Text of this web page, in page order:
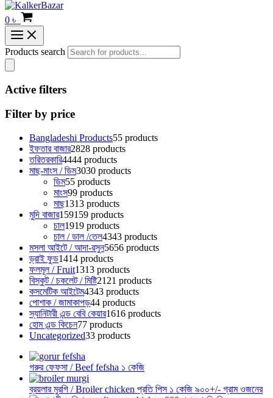
0 ৳
Products search
Active filters
Filter by price
Bangladeshi Products55 products
ইফতার বাজার2828 products
তরিতরকারি4444 products
মাছ-মাংস / ডিম3030 products
ডিম55 products
মাংস99 products
মাছ1313 products
মুদি বাজার159159 products
চাল1919 products
চাল / ডাল /তেল4343 products
মসলা আইটে / আদা-রসুন5656 products
ড্রাই ফুড1414 products
ফলমূল / Fruit1313 products
বিস্কুট / চকলেট / মিষ্টি21 21 products
কসমেটিক আইটেম4343 products
পোশাক / জামাকাপড়44 products
স্যানিটারী এন্ড বেবি কেয়ার1616 products
হোম এন্ড কিচেন77 products
Uncategorized33 products
গরুর ফেফসা / Beef fefsha ১ কেজি
ব্রয়লার মুরগি / Broiler chicken প্রতি পিস ১ কেজি ৯০০+/- গ্রাম ওজনের